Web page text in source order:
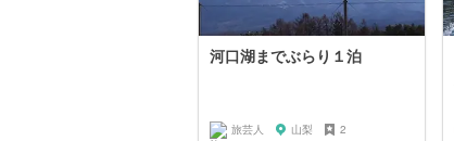
河口湖までぶらり１泊
旅芸人 山梨 2